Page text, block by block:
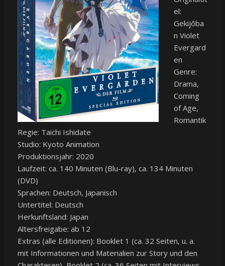
el:
Gekijōba
n Violet
Evergard
en
Genre:
Drama,
Coming
of Age,
Romantik
Regie: Taichi Ishidate
Studio: Kyoto Animation
Produktionsjahr: 2020
Laufzeit: ca. 140 Minuten (Blu-ray), ca. 134 Minuten
(DVD)
Sprachen: Deutsch, Japanisch
Untertitel: Deutsch
Herkunftsland: Japan
Altersfreigabe: ab 12
Extras (alle Editionen): Booklet 1 (ca. 32 Seiten, u. a.
mit Informationen und Materialien zur Story und den